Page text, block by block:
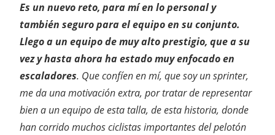
Es un nuevo reto, para mí en lo personal y
también seguro para el equipo en su conjunto.
Llego a un equipo de muy alto prestigio, que a su
vez y hasta ahora ha estado muy enfocado en
escaladores. Que confíen en mí, que soy un sprinter,
me da una motivación extra, por tratar de representar
bien a un equipo de esta talla, de esta historia, donde
han corrido muchos ciclistas importantes del pelotón